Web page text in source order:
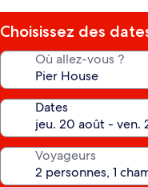
Choisissez des
Où allez-vous ?
Dates
Voyageurs